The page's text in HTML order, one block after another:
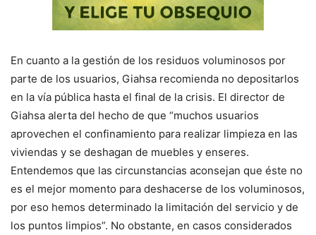
En cuanto a la gestión de los residuos voluminosos por
parte de los usuarios, Giahsa recomienda no depositarlos
en la vía pública hasta el final de la crisis. El director de
Giahsa alerta del hecho de que “muchos usuarios
aprovechen el confinamiento para realizar limpieza en las
viviendas y se deshagan de muebles y enseres.
Entendemos que las circunstancias aconsejan que éste no
es el mejor momento para deshacerse de los voluminosos,
por eso hemos determinado la limitación del servicio y de
los puntos limpios”. No obstante, en casos considerados